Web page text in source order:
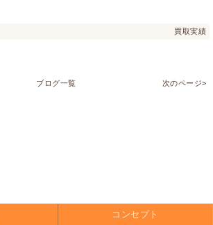
買取実績
ブログ一覧 次のページ>
コンセプト